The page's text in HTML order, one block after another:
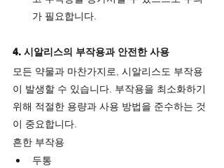
가 필요합니다.
4. 시알리스의 부작용과 안전한 사용
모든 약물과 마찬가지로, 시알리스도 부작용
이 발생할 수 있습니다. 부작용을 최소화하기
위해 적절한 용량과 사용 방법을 준수하는 것
이 중요합니다.
흔한 부작용
두통